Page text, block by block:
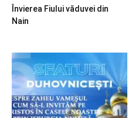
Învierea Fiului văduvei din
Nain